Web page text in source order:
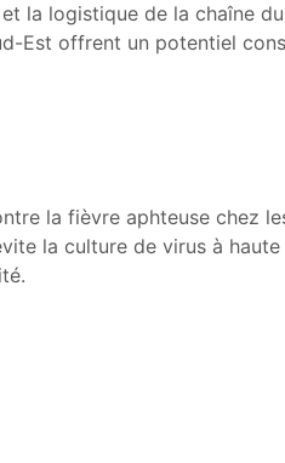
la logistique de la chaîne
Est offrent un potentiel
la fièvre aphteuse chez
la culture de virus à